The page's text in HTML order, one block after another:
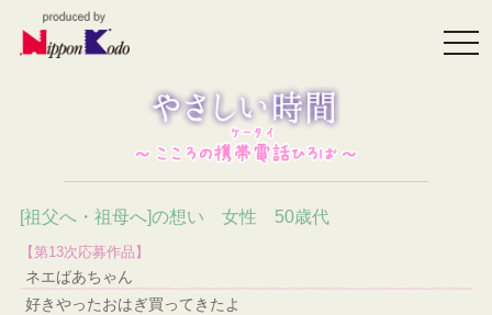
[祖父へ・祖母へ]の想い 女性 50歳代
【第13次応募作品】
ネエばあちゃん
好きやったおはぎ買ってきたよ